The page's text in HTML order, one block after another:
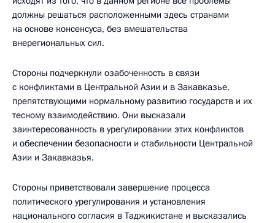
должны решаться расположенными здесь странами
на основе консенсуса, без вмешательства
внерегиональных сил.
Стороны подчеркнули озабоченность в связи
с конфликтами в Центральной Азии и в Закавказье,
препятствующими нормальному развитию государств и их
тесному взаимодействию. Они высказали
заинтересованность в урегулировании этих конфликтов
и обеспечении безопасности и стабильности Центральной
Азии и Закавказья.
Стороны приветствовали завершение процесса
политического урегулирования и установления
национального согласия в Таджикистане и высказались